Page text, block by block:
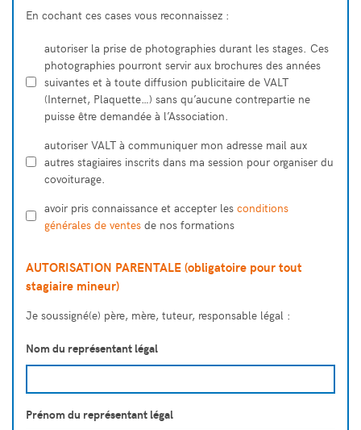
En cochant ces cases vous reconnaissez :
autoriser la prise de photographies durant les stages. Ces
photographies pourront servir aux brochures des années
suivantes et à toute diffusion publicitaire de VALT
(Internet, Plaquette…) sans qu’aucune contrepartie ne
puisse être demandée à l’Association.
autoriser VALT à communiquer mon adresse mail aux
autres stagiaires inscrits dans ma session pour organiser du
covoiturage.
avoir pris connaissance et accepter les conditions
générales de ventes de nos formations
AUTORISATION PARENTALE (obligatoire pour tout
stagiaire mineur)
Je soussigné(e) père, mère, tuteur, responsable légal :
Nom du représentant légal
Prénom du représentant légal